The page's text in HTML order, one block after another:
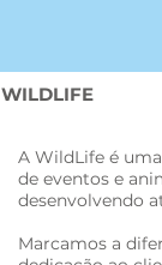
WILDLIFE
A WildLife é
de eventos e
desenvolvendo
Marcamos a